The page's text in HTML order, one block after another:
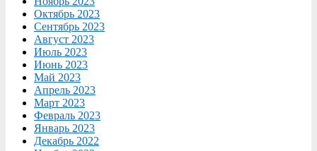
Октябрь 2023
Сентябрь 2023
Август 2023
Июль 2023
Июнь 2023
Май 2023
Апрель 2023
Март 2023
Февраль 2023
Январь 2023
Декабрь 2022